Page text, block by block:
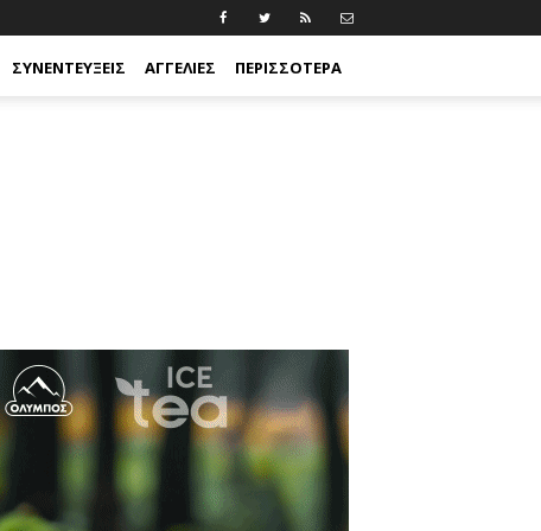
ΣΥΝΕΝΤΕΎΞΕΙΣ ΑΓΓΕΛΊΕΣ ΠΕΡΙΣΣΟΤΕΡΑ